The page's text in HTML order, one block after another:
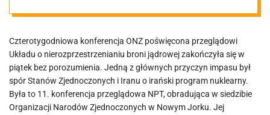
z Iranem
Czterotygodniowa konferencja ONZ poświęcona przeglądowi
Układu o nierozprzestrzenianiu broni jądrowej zakończyła się w
piątek bez porozumienia. Jedną z głównych przyczyn impasu był
spór Stanów Zjednoczonych i Iranu o irański program nuklearny.
Była to 11. konferencja przeglądowa NPT, obradująca w siedzibie
Organizacji Narodów Zjednoczonych w Nowym Jorku. Jej